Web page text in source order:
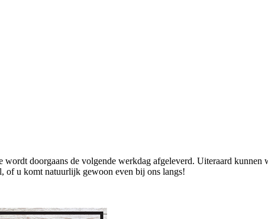
doorgaans de volgende werkdag afgeleverd. Uiteraard
of u komt natuurlijk gewoon even bij ons langs!